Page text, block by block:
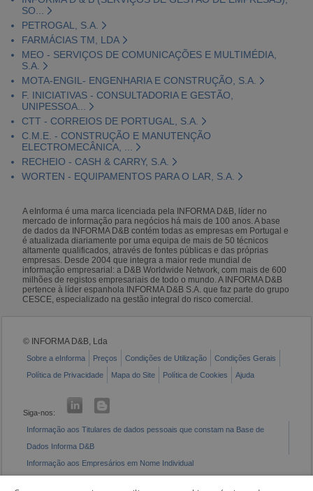
SO...
PETROGAL, S.A.
FARMÁCIAS TM, LDA
MEO - SERVIÇOS DE COMUNICAÇÕES E MULTIMÉDIA,
S.A.
MOTA-ENGIL- ENGENHARIA E CONSTRUÇÃO, S.A.
F. INICIATIVAS - CONSULTADORIA E GESTÃO,
UNIPESSOA...
CTT - CORREIOS DE PORTUGAL, S.A.
C.M.E. - CONSTRUÇÃO E MANUTENÇÃO
ELECTROMECÂNICA, ...
RECHEIO - CASH & CARRY, S.A.
WORTEN - EQUIPAMENTOS PARA O LAR, S.A.
A eInforma é uma marca licenciada pela INFORMA D&B, líder no
mercado de informação para negócios há mais de 100 anos. A base
de dados da INFORMA D&B contém todas as empresas em Portugal e
é atualizada diariamente por uma equipa de mais de 50 técnicos
altamente qualificados, através de fontes públicas e das próprias
empresas. Desde 2004 que integra a maior rede mundial de
informação empresarial: a D&B Worldwide Network, com mais de 600
milhões de registos empresariais de todo o mundo. A INFORMA D&B
pertence à líder espanhola INFORMA D&B S.A. que faz parte do grupo
CESCE, especializado na gestão integral do risco comercial.
© INFORMA D&B, Lda
Sobre a eInforma Preços Condições de Utilização
Condições Gerais
Política de Privacidade
Mapa do Site Política de Cookies Ajuda
Siga-nos:
Informação aos Titulares de dados pessoais que constam na Base de
Dados Informa D&B
Informação aos Empresários em Nome Individual